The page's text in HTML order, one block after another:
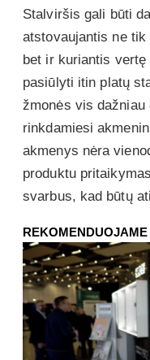
Stalviršis gali būti
atstovaujantis ne
bet ir kuriantis
pasiūlyti itin platų
žmonės vis
rinkdamiesi
akmenys nėra
produktu
svarbus, kad būtų
REKOMENDUOJAME